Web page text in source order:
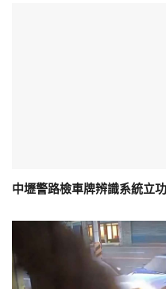
中壢警路檢車牌辨識系統立